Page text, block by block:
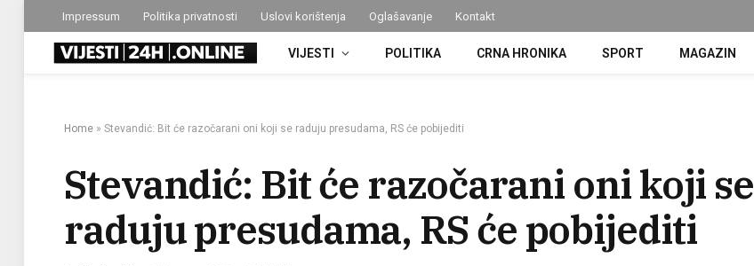
Impressum Politika privatnosti Uslovi korištenja Oglašavanje Kontakt
VIJESTI POLITIKA CRNA HRONIKA SPORT MAGAZIN
Home » Stevandić: Bit će razočarani oni koji se raduju presudama, RS će pobijediti
Stevandić: Bit će razočarani oni koji se
raduju presudama, RS će pobijediti